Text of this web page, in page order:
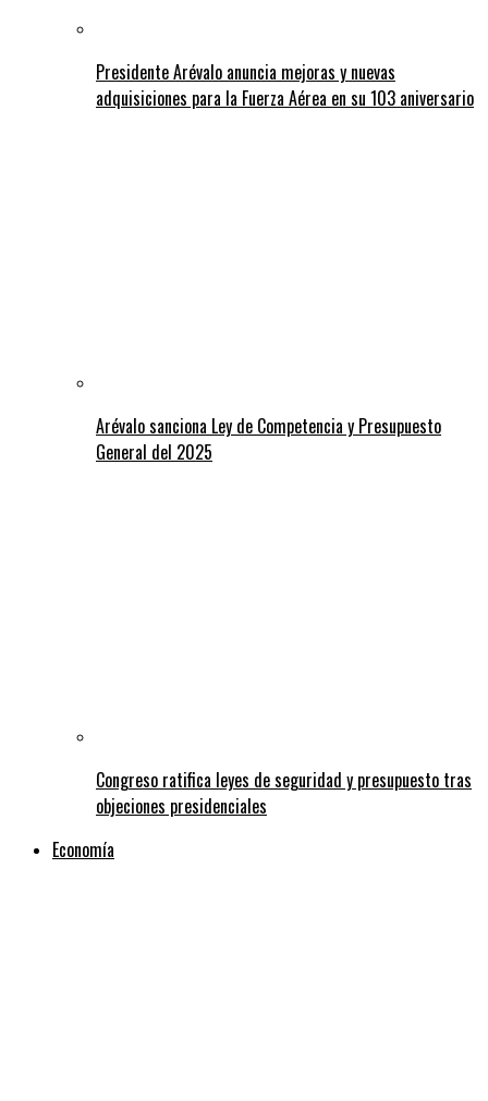
Presidente Arévalo anuncia mejoras y nuevas
adquisiciones para la Fuerza Aérea en su 103 aniversario
Arévalo sanciona Ley de Competencia y Presupuesto
General del 2025
Congreso ratifica leyes de seguridad y presupuesto tras
objeciones presidenciales
Economía